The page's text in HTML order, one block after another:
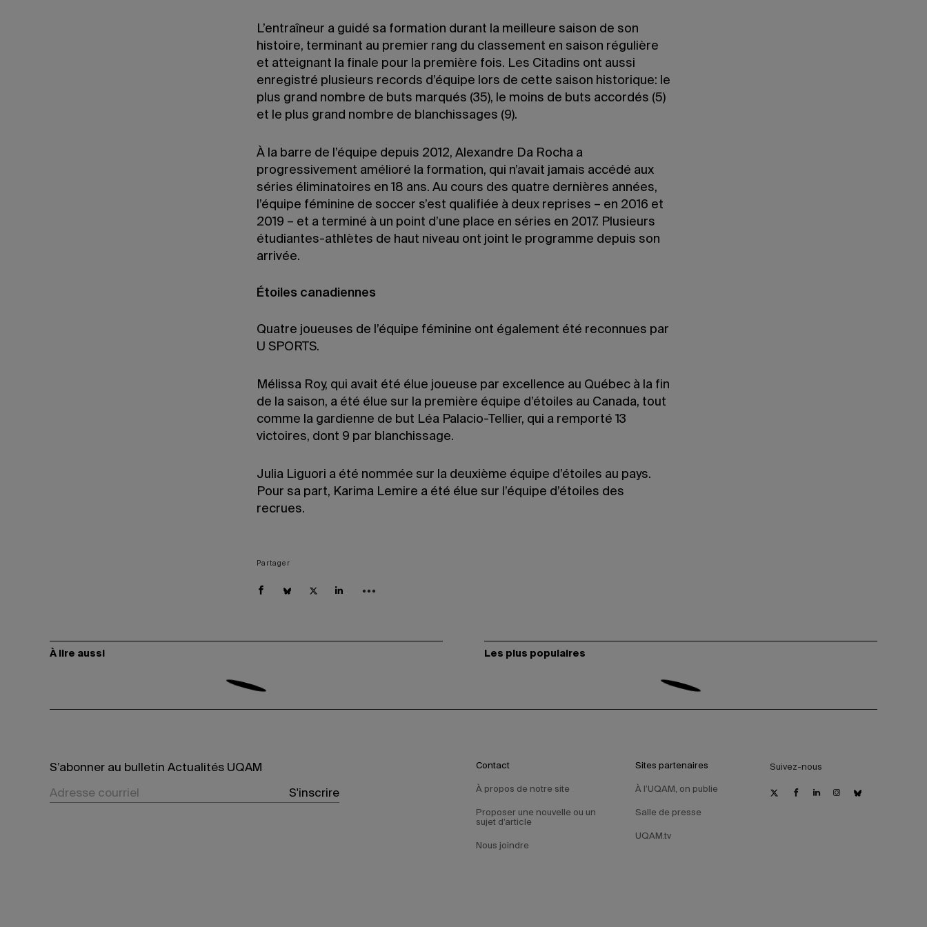
L’entraîneur a guidé sa formation durant la meilleure saison de son
histoire, terminant au premier rang du classement en saison régulière
et atteignant la finale pour la première fois. Les Citadins ont aussi
enregistré plusieurs records d’équipe lors de cette saison historique: le
plus grand nombre de buts marqués (35), le moins de buts accordés (5)
et le plus grand nombre de blanchissages (9).
À la barre de l’équipe depuis 2012, Alexandre Da Rocha a
progressivement amélioré la formation, qui n’avait jamais accédé aux
séries éliminatoires en 18 ans. Au cours des quatre dernières années,
l’équipe féminine de soccer s’est qualifiée à deux reprises – en 2016 et
2019 – et a terminé à un point d’une place en séries en 2017. Plusieurs
étudiantes-athlètes de haut niveau ont joint le programme depuis son
arrivée.
Étoiles canadiennes
Quatre joueuses de l’équipe féminine ont également été reconnues par
U SPORTS.
Mélissa Roy, qui avait été élue joueuse par excellence au Québec à la fin
de la saison, a été élue sur la première équipe d’étoiles au Canada, tout
comme la gardienne de but Léa Palacio-Tellier, qui a remporté 13
victoires, dont 9 par blanchissage.
Julia Liguori a été nommée sur la deuxième équipe d’étoiles au pays.
Pour sa part, Karima Lemire a été élue sur l’équipe d’étoiles des
recrues.
Partager
À lire aussi Les plus populaires
S’abonner au bulletin Actualités UQAM
S'inscrire
Contact
À propos de notre site
Proposer une nouvelle ou un
sujet d’article
Nous joindre
Sites partenaires
À l’UQAM, on publie
Salle de presse
UQAM.tv
Suivez-nous